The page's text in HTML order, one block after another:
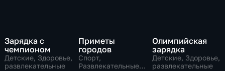
Зарядка с
чемпионом
Детские, Здоровье,
развлекательные
Приметы
городов
Спорт,
Развлекательные,
Олимпийская
зарядка
Детские, Здоровье,
развлекательные